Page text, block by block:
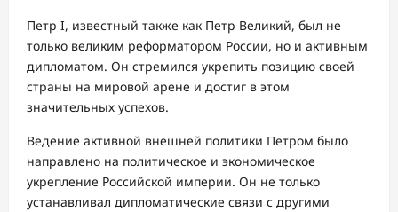
Петр I, известный также как Петр Великий, был не
только великим реформатором России, но и активным
дипломатом. Он стремился укрепить позицию своей
страны на мировой арене и достиг в этом
значительных успехов.
Ведение активной внешней политики Петром было
направлено на политическое и экономическое
укрепление Российской империи. Он не только
устанавливал дипломатические связи с другими